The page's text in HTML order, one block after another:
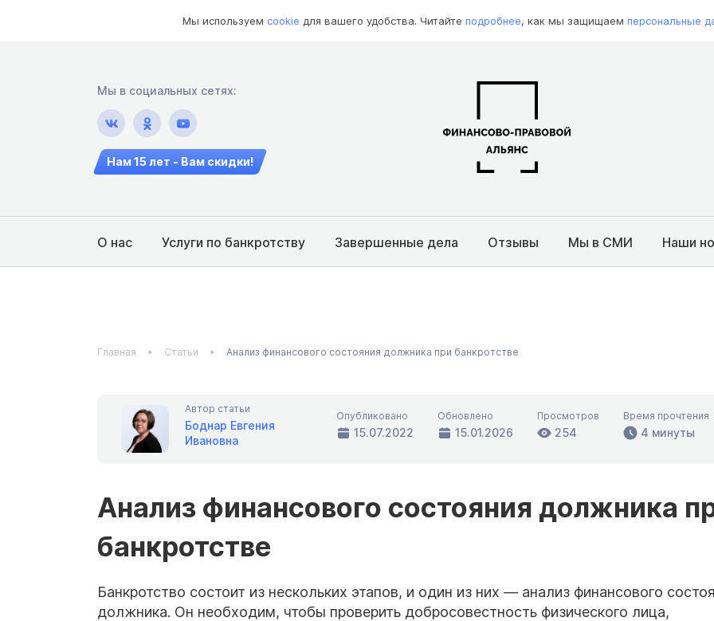
Мы используем cookie для вашего удобства. Читайте подробнее, как мы защищаем персональные
Мы в социальных сетях:
Нам 15 лет - Вам скидки!
О нас Услуги по банкротству Завершенные дела Отзывы Мы в СМИ Наши
Главная Статьи Анализ финансового состояния должника при банкротстве
Автор статьи
Боднар Евгения
Ивановна
Опубликовано
15.07.2022
Обновлено
15.01.2026
Просмотров
254
Время прочтения
4 минуты
Анализ финансового состояния должника
банкротстве
Банкротство состоит из нескольких этапов, и один из них — анализ финансового
должника. Он необходим, чтобы проверить добросовестность физического лица,